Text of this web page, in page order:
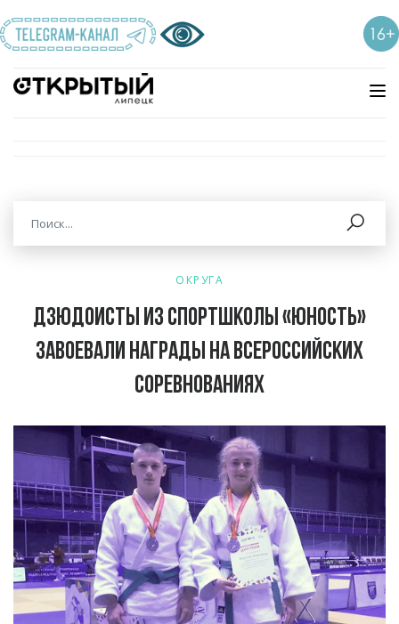
ОКРУГА
Дзюдоисты из спортшколы «Юность»
завоевали награды на Всероссийских
соревнованиях